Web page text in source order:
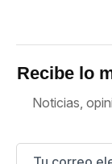
Recibe lo
Noticias,